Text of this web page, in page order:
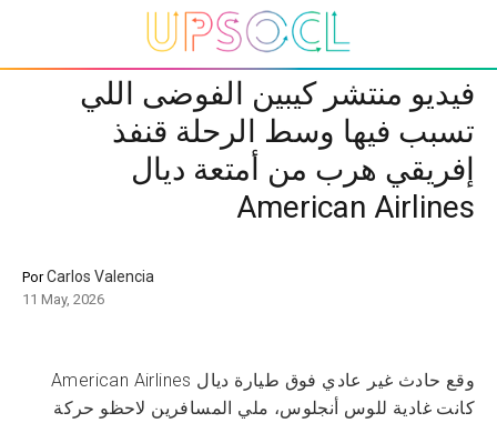
فيديو منتشر كيبين الفوضى اللي
تسبب فيها وسط الرحلة قنفذ
إفريقي هرب من أمتعة ديال
American Airlines
PorCarlos Valencia
11 May, 2026
وقع حادث غير عادي فوق طيارة ديال American Airlines
كانت غادية للوس أنجلوس، ملي المسافرين لاحظو حركة